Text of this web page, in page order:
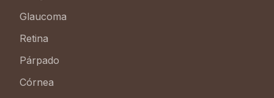
Glaucoma
Retina
Párpado
Córnea